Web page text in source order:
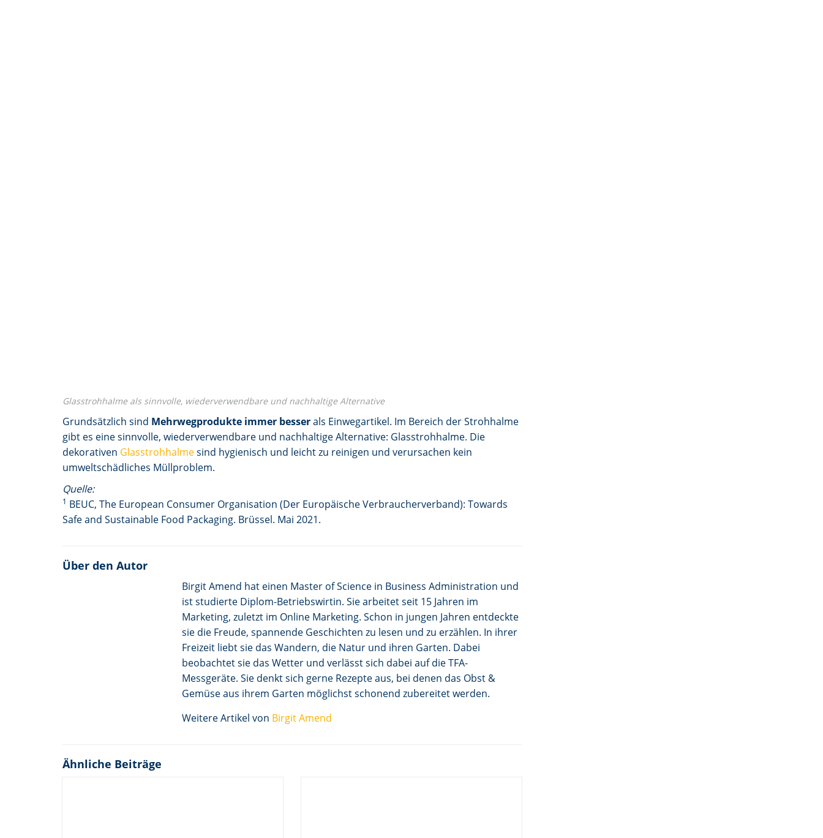
Glasstrohhalme als sinnvolle, wiederverwendbare und nachhaltige Alternative
Grundsätzlich sind Mehrwegprodukte immer besserals Einwegartikel. Im Bereich der Strohhalme
gibt es eine sinnvolle, wiederverwendbare und nachhaltige Alternative: Glasstrohhalme. Die
dekorativen Glasstrohhalmesind hygienisch und leicht zu reinigen und verursachen kein
umweltschädliches Müllproblem.
Quelle:
1 BEUC, The European Consumer Organisation (Der Europäische Verbraucherverband): Towards
Safe and Sustainable Food Packaging. Brüssel. Mai 2021.
Über den Autor
Birgit Amend hat einen Master of Science in Business Administration und
ist studierte Diplom-Betriebswirtin. Sie arbeitet seit 15 Jahren im
Marketing, zuletzt im Online Marketing. Schon in jungen Jahren entdeckte
sie die Freude, spannende Geschichten zu lesen und zu erzählen. In ihrer
Freizeit liebt sie das Wandern, die Natur und ihren Garten. Dabei
beobachtet sie das Wetter und verlässt sich dabei auf die TFA-
Messgeräte. Sie denkt sich gerne Rezepte aus, bei denen das Obst &
Gemüse aus ihrem Garten möglichst schonend zubereitet werden.
Weitere Artikel von Birgit Amend
Ähnliche Beiträge